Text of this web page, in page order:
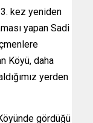
kez yeniden
yapan Sadi
Köyü, daha
yerden
gördüğü